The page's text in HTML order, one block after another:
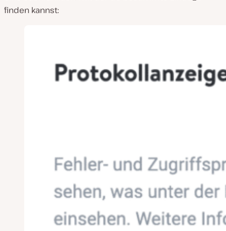
finden kannst: